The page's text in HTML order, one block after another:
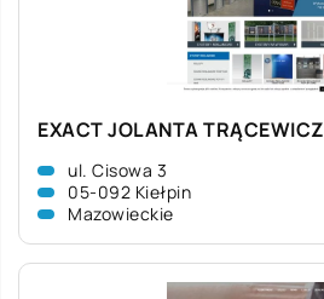
EXACT JOLANTA TRĄCEWICZ
ul. Cisowa 3
05-092 Kiełpin
Mazowieckie